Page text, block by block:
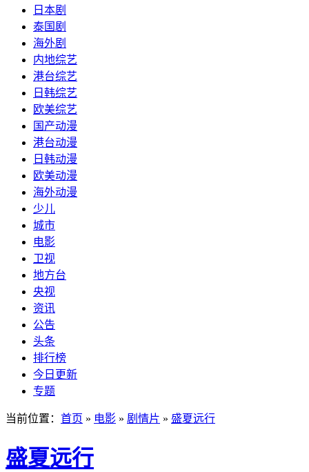
日本剧
泰国剧
海外剧
内地综艺
港台综艺
日韩综艺
欧美综艺
国产动漫
港台动漫
日韩动漫
欧美动漫
海外动漫
少儿
城市
电影
卫视
地方台
央视
资讯
公告
头条
排行榜
今日更新
专题
当前位置： 首页 » 电影 » 剧情片 » 盛夏远行
盛夏远行